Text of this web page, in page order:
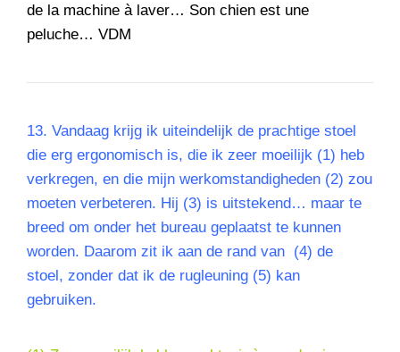
de la machine à laver… Son chien est une
peluche… VDM
13. Vandaag krijg ik uiteindelijk de prachtige stoel
die erg ergonomisch is, die ik zeer moeilijk (1) heb
verkregen, en die mijn werkomstandigheden (2) zou
moeten verbeteren. Hij (3) is uitstekend… maar te
breed om onder het bureau geplaatst te kunnen
worden. Daarom zit ik aan de rand van (4) de
stoel, zonder dat ik de rugleuning (5) kan
gebruiken.